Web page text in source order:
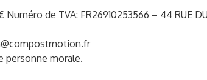
de TVA: FR26910253566 – 44 RUE
personne morale.